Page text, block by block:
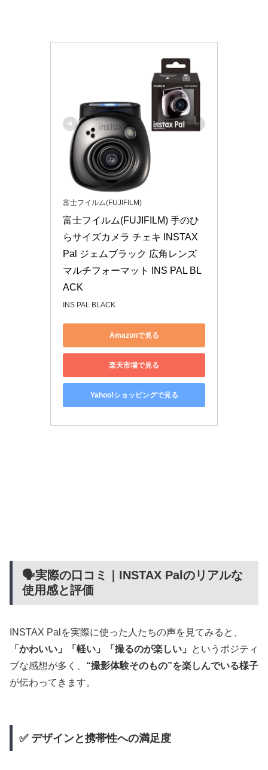
富士フイルム(FUJIFILM)
富士フイルム(FUJIFILM) 手のひ
らサイズカメラ チェキ INSTAX
Pal ジェムブラック 広角レンズ
マルチフォーマット INS PAL BL
ACK
INS PAL BLACK
Amazonで見る
楽天市場で見る
Yahoo!ショッピングで見る
🗣実際の口コミ｜INSTAX Palのリアルな
使用感と評価
INSTAX Palを実際に使った人たちの声を見てみると、
「かわいい」「軽い」「撮るのが楽しい」
というポジティ
ブな感想が多く、 “撮影体験そのもの”を楽しんでいる様子
が伝わってきます。
✅ デザインと携帯性への満足度